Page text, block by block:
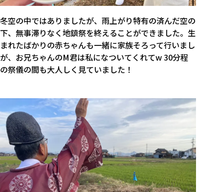
冬空の中ではありましたが、雨上がり特有の済んだ空の
下、無事滞りなく地鎮祭を終えることができました。生
まれたばかりの赤ちゃんも一緒に家族そろって行いまし
が、お兄ちゃんのM君は私になついてくれてw 30分程
の祭儀の間も大人しく見ていました！